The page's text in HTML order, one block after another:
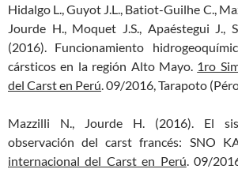
Hidalgo L., Guyot J.L., Batiot-Guilhe C.,
Jourde H., Moquet J.S., Apaéstegui J.,
(2016). Funcionamiento
cársticos en la región Alto Mayo. 1ro
del Carst en Perú. 09/2016, Tarapoto
Mazzilli N., Jourde H. (2016). El
observación del carst francés: SNO
internacional del Carst en Perú. 09/